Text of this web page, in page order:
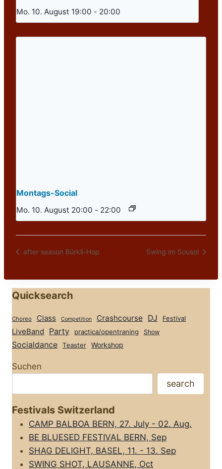
Mo. 10. August 19:00 - 20:00
Montags-Social
Mo. 10. August 20:00 - 22:00
after season Bürkli-Hop Swing im Sousol
Quicksearch
Choreo Class Competition Crashcourse DJ Festival
LiveBand Party practica/opentraning Show
Socialdance Teaster Workshop
Suchen
search
Festivals Switzerland
CAMP BALBOA BERN, 27. July - 02. Aug.
BE BLUESED FESTIVAL BERN, Sep
SHAG DELIGHT, BASEL, 11. - 13. Sep
SWING SHOT, LAUSANNE, Oct